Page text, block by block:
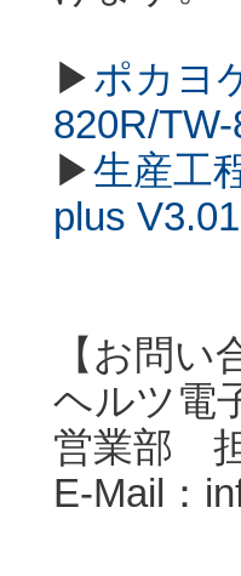
▶ポカヨ
820R/
▶生産工
plus V3.01
【お問い
ヘルツ電
営業部
E-Mail：